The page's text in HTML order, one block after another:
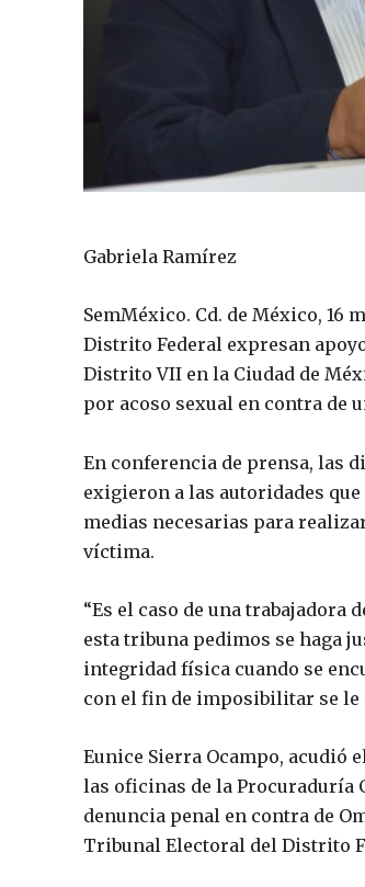
Gabriela Ramírez
SemMéxico. Cd. de México, 16
Distrito Federal expresan
Distrito VII en la Ciudad de
por acoso sexual en contra de
En conferencia de prensa, las
exigieron a las autoridades
medias necesarias para
víctima.
“Es el caso de una trabajadora
esta tribuna pedimos se haga
integridad física cuando se
con el fin de imposibilitar se le
Eunice Sierra Ocampo, acudió
las oficinas de la Procuraduría
denuncia penal en contra de
Tribunal Electoral del Distrito